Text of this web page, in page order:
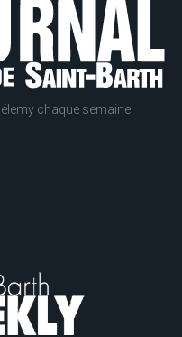
chaque semaine